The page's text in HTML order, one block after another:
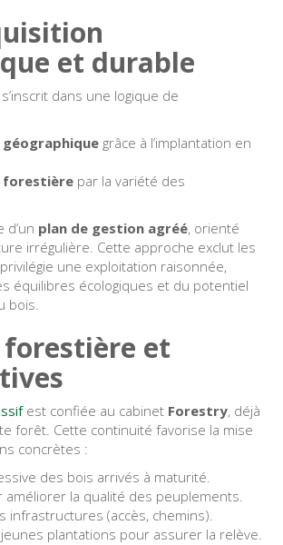
et durable
dans une logique de
géographique grâce à l’implantation en
forestière par la variété des
d’un plan de gestion agréé, orienté
irrégulière. Cette approche exclut les
une exploitation raisonnée,
équilibres écologiques et du potentiel
bois.
forestière et
est confiée au cabinet Forestry, déjà
forêt. Cette continuité favorise la mise
concrètes :
des bois arrivés à maturité.
améliorer la qualité des peuplements.
infrastructures (accès, chemins).
plantations pour assurer la relève.